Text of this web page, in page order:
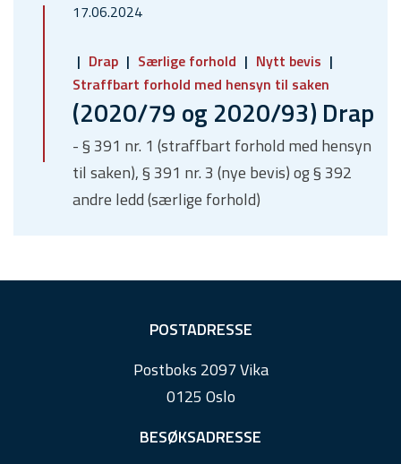
17.06.2024
Drap Særlige forhold
Nytt bevis
Straffbart forhold med hensyn til saken
(2020/79 og 2020/93) Drap
- § 391 nr. 1 (straffbart forhold med hensyn
til saken), § 391 nr. 3 (nye bevis) og § 392
andre ledd (særlige forhold)
POSTADRESSE
Postboks 2097 Vika
0125 Oslo
BESØKSADRESSE